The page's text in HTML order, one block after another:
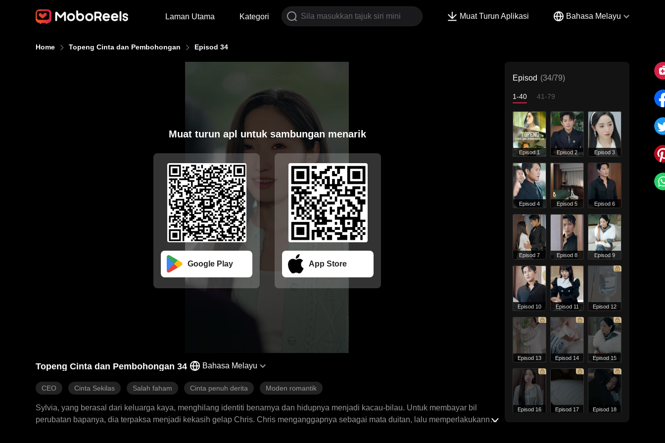
Laman Utama Kategori Muat Turun Aplikasi Bahasa Melayu
Home Topeng Cinta dan Pembohongan Episod 34
Muat turun apl untuk sambungan menarik
Google Play App Store
Topeng Cinta dan Pembohongan 34 Bahasa Melayu
CEO Cinta Sekilas Salah faham Cinta penuh derita Moden romantik
Sylvia, yang berasal dari keluarga kaya, menghilang identiti benarnya dan hidupnya menjadi kacau-bilau. Untuk membayar bil
perubatan bapanya, dia terpaksa menjadi kekasih gelap Chris. Chris menganggapnya sebagai mata duitan, lalu memperlakukannya
Episod (34/79)
1-40 41-79
Episod 1 Episod 2 Episod 3
Episod 4 Episod 5 Episod 6
Episod 7 Episod 8 Episod 9
Episod 10 Episod 11 Episod 12
Episod 13 Episod 14 Episod 15
Episod 16 Episod 17 Episod 18